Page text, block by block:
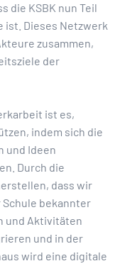
die KSBK nun Teil
ist. Dieses Netzwerk
zusammen,
der
ist es,
indem sich die
und Ideen
Durch die
dass wir
Schule bekannter
und Aktivitäten
und in der
wird eine digitale